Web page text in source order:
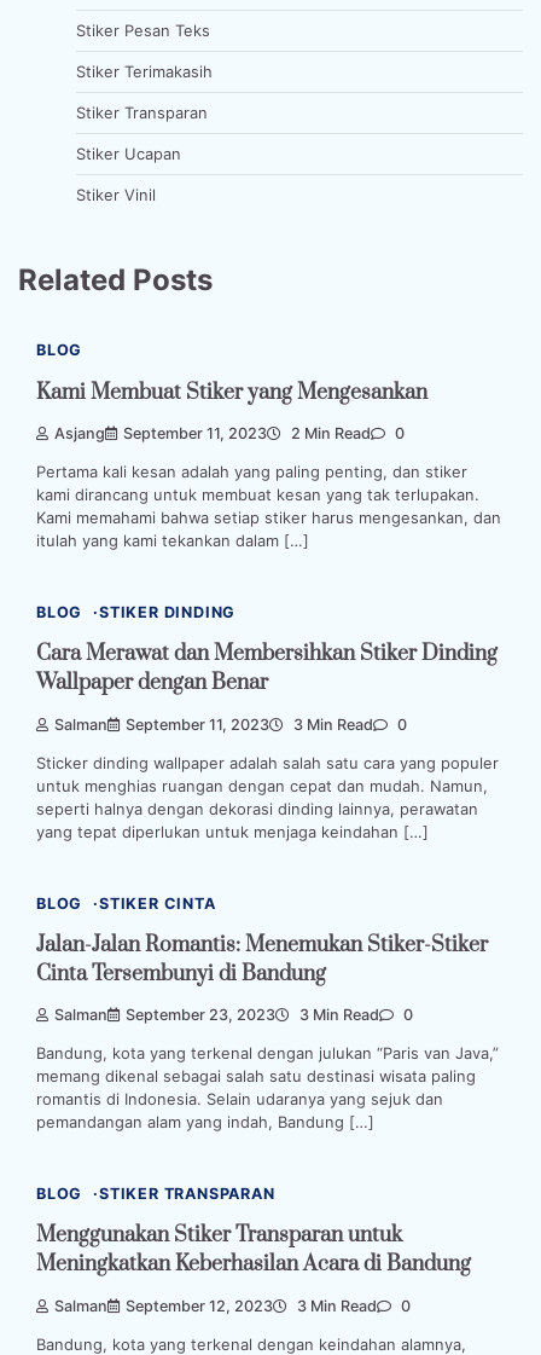
Stiker Pesan Teks
Stiker Terimakasih
Stiker Transparan
Stiker Ucapan
Stiker Vinil
Related Posts
BLOG
Kami Membuat Stiker yang Mengesankan
Asjang September 11, 2023 2 Min Read 0
Pertama kali kesan adalah yang paling penting, dan stiker
kami dirancang untuk membuat kesan yang tak terlupakan.
Kami memahami bahwa setiap stiker harus mengesankan, dan
itulah yang kami tekankan dalam […]
BLOG STIKER DINDING
Cara Merawat dan Membersihkan Stiker Dinding
Wallpaper dengan Benar
Salman September 11, 2023 3 Min Read 0
Sticker dinding wallpaper adalah salah satu cara yang populer
untuk menghias ruangan dengan cepat dan mudah. Namun,
seperti halnya dengan dekorasi dinding lainnya, perawatan
yang tepat diperlukan untuk menjaga keindahan […]
BLOG STIKER CINTA
Jalan-Jalan Romantis: Menemukan Stiker-Stiker
Cinta Tersembunyi di Bandung
Salman September 23, 2023 3 Min Read 0
Bandung, kota yang terkenal dengan julukan “Paris van Java,”
memang dikenal sebagai salah satu destinasi wisata paling
romantis di Indonesia. Selain udaranya yang sejuk dan
pemandangan alam yang indah, Bandung […]
BLOG STIKER TRANSPARAN
Menggunakan Stiker Transparan untuk
Meningkatkan Keberhasilan Acara di Bandung
Salman September 12, 2023 3 Min Read 0
Bandung, kota yang terkenal dengan keindahan alamnya,